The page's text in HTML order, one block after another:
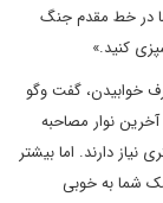
در خط مقدم جنگ
کنید.»
خوابیدن، گفت وگو
نوار مصاحبه
دارند. اما بیشتر
شما به خوبی